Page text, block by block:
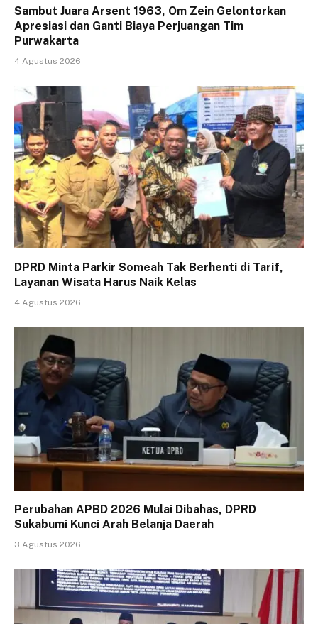
Sambut Juara Arsent 1963, Om Zein Gelontorkan
Apresiasi dan Ganti Biaya Perjuangan Tim
Purwakarta
4 Agustus 2026
DPRD Minta Parkir Someah Tak Berhenti di Tarif,
Layanan Wisata Harus Naik Kelas
4 Agustus 2026
Perubahan APBD 2026 Mulai Dibahas, DPRD
Sukabumi Kunci Arah Belanja Daerah
3 Agustus 2026